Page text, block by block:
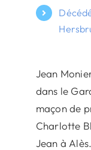
Jean
dans le
maçon de
Charlotte
Jean à